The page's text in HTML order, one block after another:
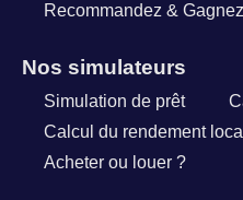
Recommandez & Gagnez
Nos simulateurs
Simulation de prêt
Calcul du rendement
Acheter ou louer ?